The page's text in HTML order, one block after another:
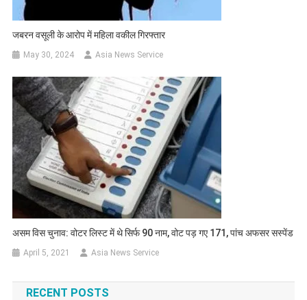
जबरन वसूली के आरोप में महिला वकील गिरफ्तार
May 30, 2024 Asia News Service
असम विस चुनाव: वोटर लिस्ट में थे सिर्फ 90 नाम, वोट पड़ गए 171, पांच अफसर सस्पेंड
April 5, 2021 Asia News Service
RECENT POSTS